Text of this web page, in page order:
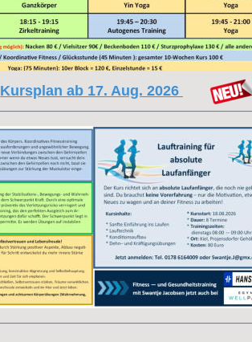
Kursplan ab 17. Aug. 2026